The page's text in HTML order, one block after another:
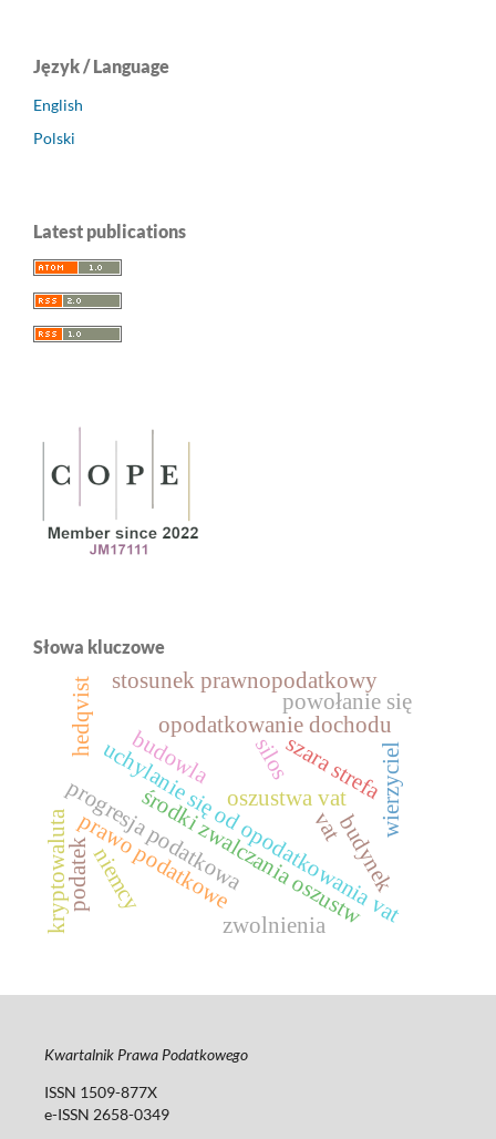
Język / Language
English
Polski
Latest publications
Słowa kluczowe
oszustwa vat
uchylanie się od opodatkowania vat
szara strefa
środki zwalczania oszustw
opodatkowanie dochodu
progresja podatkowa budynek
budowla
prawo podatkowe
silos
niemcy
podatek
powołanie się
wierzyciel
stosunek prawnopodatkowy
vat
kryptowaluta zwolnienia
hedqvist
Kwartalnik Prawa Podatkowego
ISSN 1509-877X
e-ISSN 2658-0349